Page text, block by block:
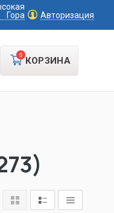
Гора
Авторизация
КОРЗИНА
0